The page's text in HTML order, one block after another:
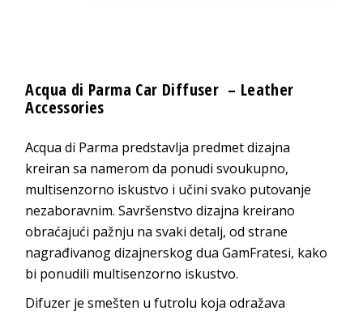
Acqua di Parma Car Diffuser – Leather
Accessories
Acqua di Parma predstavlja predmet dizajna
kreiran sa namerom da ponudi svoukupno,
multisenzorno iskustvo i učini svako putovanje
nezaboravnim. Savršenstvo dizajna kreirano
obraćajući pažnju na svaki detalj, od strane
nagrađivanog dizajnerskog dua GamFratesi, kako
bi ponudili multisenzorno iskustvo.
Difuzer je smešten u futrolu koja odražava